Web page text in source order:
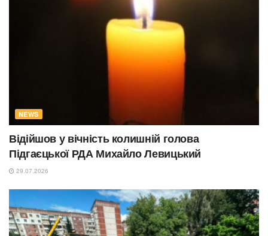
NEWS
Відійшов у вічність колишній голова
Підгаєцької РДА Михайло Левицький
29.07.2026